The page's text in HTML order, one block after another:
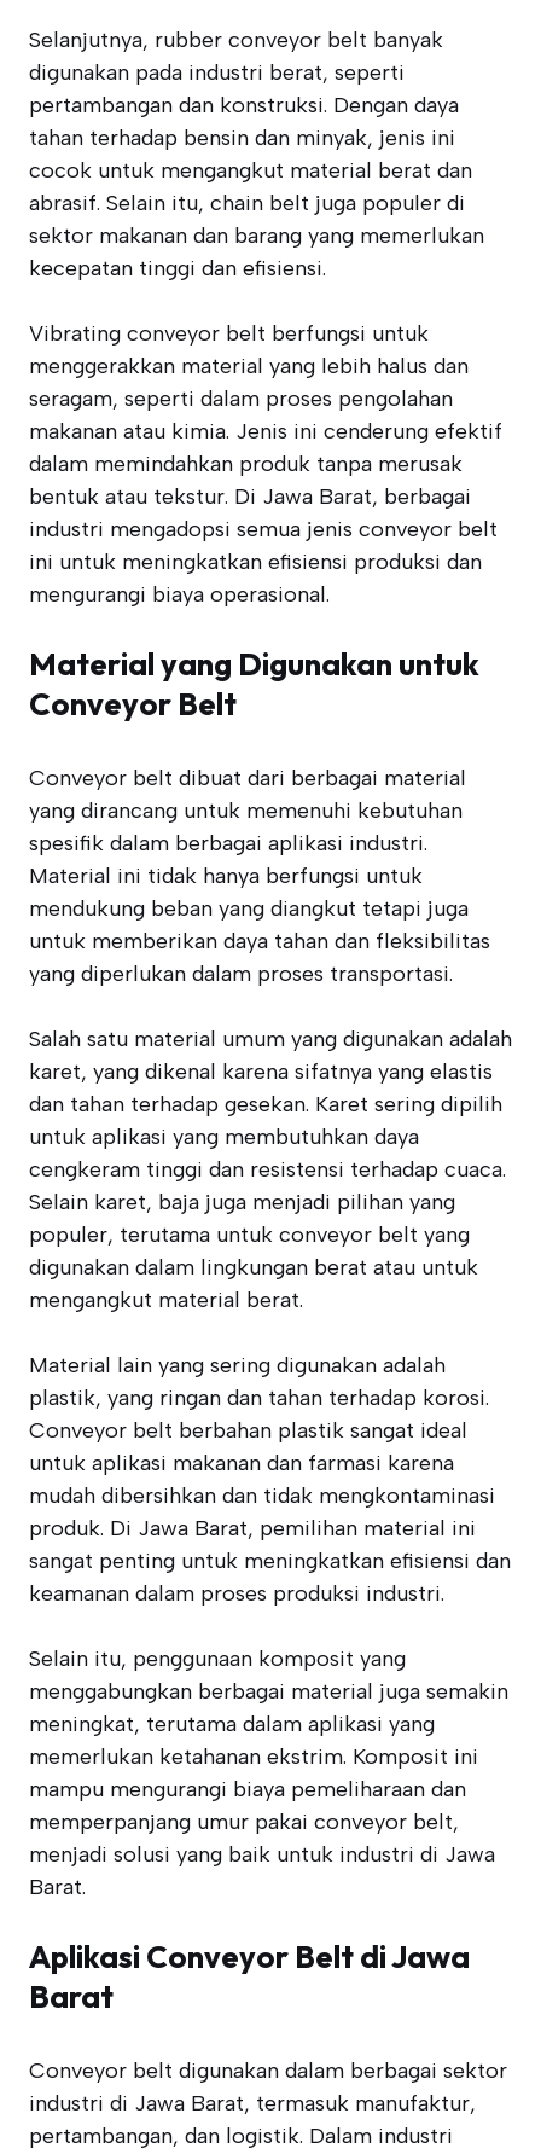
Selanjutnya, rubber conveyor belt banyak
digunakan pada industri berat, seperti
pertambangan dan konstruksi. Dengan daya
tahan terhadap bensin dan minyak, jenis ini
cocok untuk mengangkut material berat dan
abrasif. Selain itu, chain belt juga populer di
sektor makanan dan barang yang memerlukan
kecepatan tinggi dan efisiensi.
Vibrating conveyor belt berfungsi untuk
menggerakkan material yang lebih halus dan
seragam, seperti dalam proses pengolahan
makanan atau kimia. Jenis ini cenderung efektif
dalam memindahkan produk tanpa merusak
bentuk atau tekstur. Di Jawa Barat, berbagai
industri mengadopsi semua jenis conveyor belt
ini untuk meningkatkan efisiensi produksi dan
mengurangi biaya operasional.
Material yang Digunakan untuk
Conveyor Belt
Conveyor belt dibuat dari berbagai material
yang dirancang untuk memenuhi kebutuhan
spesifik dalam berbagai aplikasi industri.
Material ini tidak hanya berfungsi untuk
mendukung beban yang diangkut tetapi juga
untuk memberikan daya tahan dan fleksibilitas
yang diperlukan dalam proses transportasi.
Salah satu material umum yang digunakan adalah
karet, yang dikenal karena sifatnya yang elastis
dan tahan terhadap gesekan. Karet sering dipilih
untuk aplikasi yang membutuhkan daya
cengkeram tinggi dan resistensi terhadap cuaca.
Selain karet, baja juga menjadi pilihan yang
populer, terutama untuk conveyor belt yang
digunakan dalam lingkungan berat atau untuk
mengangkut material berat.
Material lain yang sering digunakan adalah
plastik, yang ringan dan tahan terhadap korosi.
Conveyor belt berbahan plastik sangat ideal
untuk aplikasi makanan dan farmasi karena
mudah dibersihkan dan tidak mengkontaminasi
produk. Di Jawa Barat, pemilihan material ini
sangat penting untuk meningkatkan efisiensi dan
keamanan dalam proses produksi industri.
Selain itu, penggunaan komposit yang
menggabungkan berbagai material juga semakin
meningkat, terutama dalam aplikasi yang
memerlukan ketahanan ekstrim. Komposit ini
mampu mengurangi biaya pemeliharaan dan
memperpanjang umur pakai conveyor belt,
menjadi solusi yang baik untuk industri di Jawa
Barat.
Aplikasi Conveyor Belt di Jawa
Barat
Conveyor belt digunakan dalam berbagai sektor
industri di Jawa Barat, termasuk manufaktur,
pertambangan, dan logistik. Dalam industri